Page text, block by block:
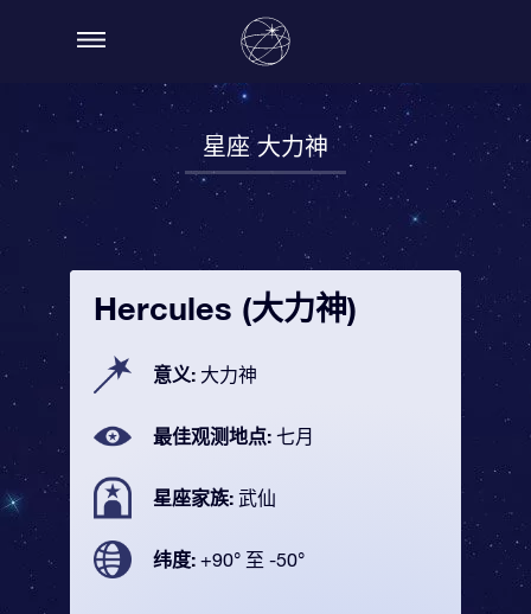
星座 大力神
Hercules (大力神)
意义: 大力神
最佳观测地点: 七月
星座家族: 武仙
纬度: +90° 至 -50°